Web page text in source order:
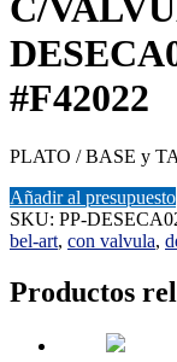
#F42022
PLATO / BASE y
Añadir al presupuesto
SKU: PP-
bel-art, con valvula,
Productos